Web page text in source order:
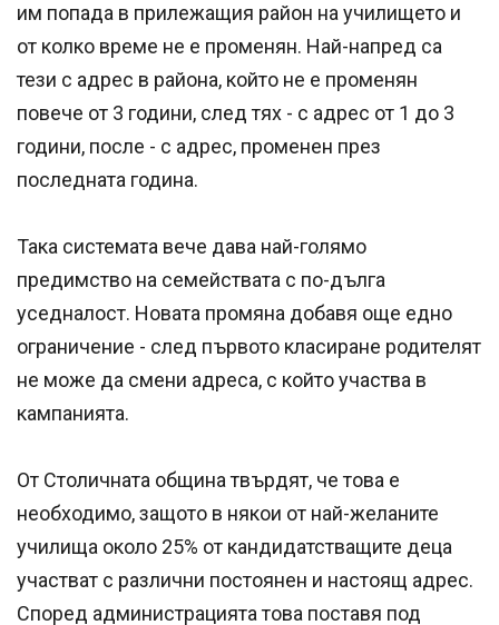
им попада в прилежащия район на училището и
от колко време не е променян. Най-напред са
тези с адрес в района, който не е променян
повече от 3 години, след тях - с адрес от 1 до 3
години, после - с адрес, променен през
последната година.
Така системата вече дава най-голямо
предимство на семействата с по-дълга
уседналост. Новата промяна добавя още едно
ограничение - след първото класиране родителят
не може да смени адреса, с който участва в
кампанията.
От Столичната община твърдят, че това е
необходимо, защото в някои от най-желаните
училища около 25% от кандидатстващите деца
участват с различни постоянен и настоящ адрес.
Според администрацията това поставя под